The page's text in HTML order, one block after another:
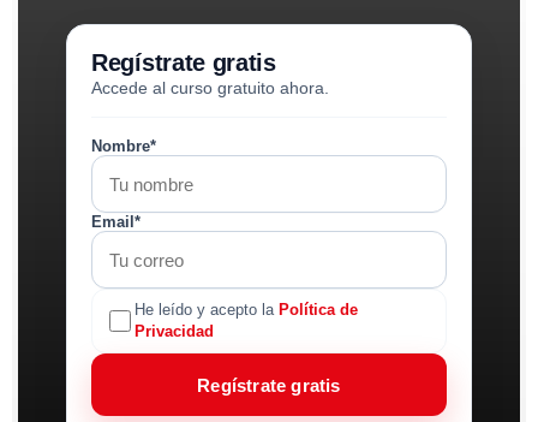
Regístrate gratis
Accede al curso gratuito ahora.
Nombre*
Email*
He leído y acepto la Política de
Privacidad
Regístrate gratis